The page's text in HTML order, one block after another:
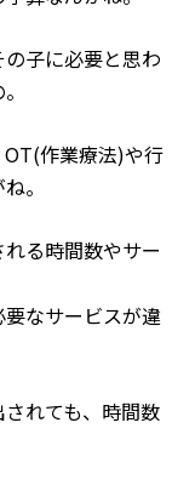
子に必要と思わ
作業療法)や行
。
る時間数やサー
なサービスが違
れても、時間数